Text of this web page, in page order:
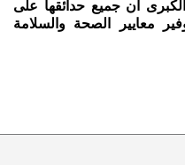
أن جميع حدائقها على
معايير الصحة والسلامة